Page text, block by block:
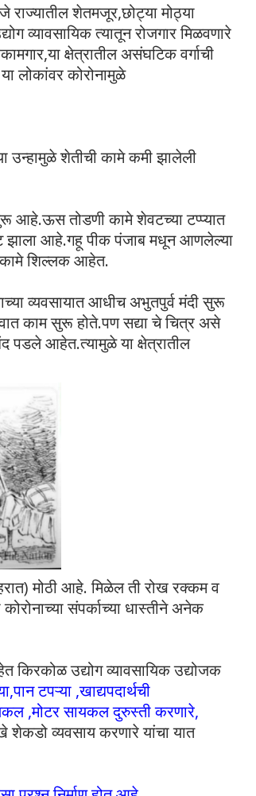
राज्यातील शेतमजूर,छोट्या मोठ्या
व्यावसायिक त्यातून रोजगार मिळवणारे
क्षेत्रातील असंघटिक वर्गाची
लोकांवर कोरोनामुळे
उन्हामुळे शेतीची कामे कमी झालेली
आहे.ऊस तोडणी कामे शेवटच्या टप्प्यात
आहे.गहू पीक पंजाब मधून आणलेल्या
कामे शिल्लक आहेत.
व्यवसायात आधीच अभुतपुर्व मंदी सुरू
काम सुरू होते.पण सद्या चे चित्र असे
पडले आहेत.त्यामुळे या क्षेत्रातील
मोठी आहे. मिळेल ती रोख रक्कम व
संपर्काच्या धास्तीने अनेक
किरकोळ उद्योग व्यावसायिक उद्योजक
टपऱ्या ,खाद्यपदार्थची
,मोटर सायकल दुरुस्ती करणारे,
शेकडो व्यवसाय करणारे यांचा यात